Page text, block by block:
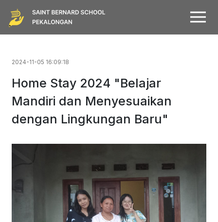
2024-11-05 16:09:18
Home Stay 2024 "Belajar
Mandiri dan Menyesuaikan
dengan Lingkungan Baru"